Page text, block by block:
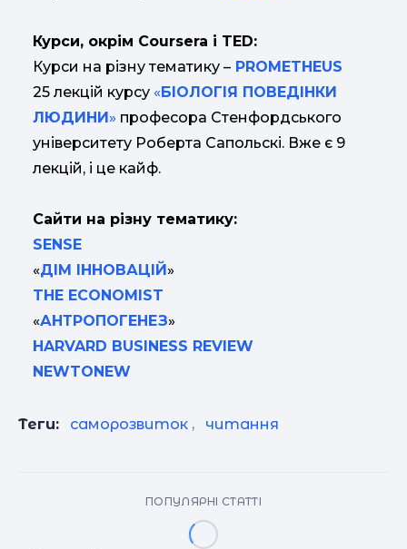
Курси, окрім Coursera і TED:
Курси на різну тематику – PROMETHEUS
25 лекцій курсу «БІОЛОГІЯ ПОВЕДІНКИ
ЛЮДИНИ» професора Стенфордського
університету Роберта Сапольскі. Вже є 9
лекцій, і це кайф.
Сайти на різну тематику:
SENSE
«ДІМ ІННОВАЦІЙ»
THE ECONOMIST
«АНТРОПОГЕНЕЗ»
HARVARD BUSINESS REVIEW
NEWTONEW
Теги: саморозвиток , читання
ПОПУЛЯРНІ СТАТТІ